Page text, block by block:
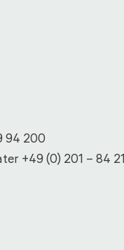
94 200
+49 (0) 201 – 84